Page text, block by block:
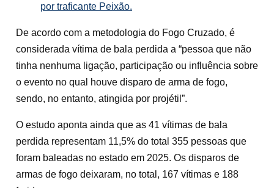
por traficante Peixão.
De acordo com a metodologia do Fogo Cruzado, é
considerada vítima de bala perdida a “pessoa que não
tinha nenhuma ligação, participação ou influência sobre
o evento no qual houve disparo de arma de fogo,
sendo, no entanto, atingida por projétil”.
O estudo aponta ainda que as 41 vítimas de bala
perdida representam 11,5% do total 355 pessoas que
foram baleadas no estado em 2025. Os disparos de
armas de fogo deixaram, no total, 167 vítimas e 188